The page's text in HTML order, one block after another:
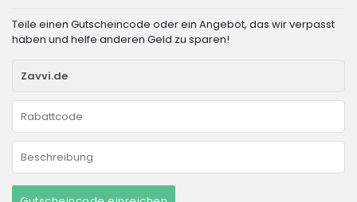
Teile einen Gutscheincode oder ein Angebot, das wir verpasst
haben und helfe anderen Geld zu sparen!